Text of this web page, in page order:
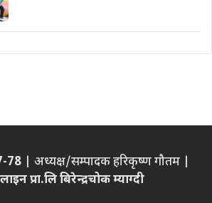
78 | अध्यक्ष/सम्पादक हरिकृष्ण गौतम |
प्रा.लि बिरेन्द्रचोक म्याग्दी